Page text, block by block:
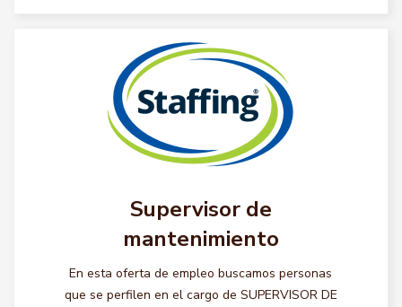
Supervisor de
mantenimiento
En esta oferta de empleo buscamos personas
que se perfilen en el cargo de SUPERVISOR DE